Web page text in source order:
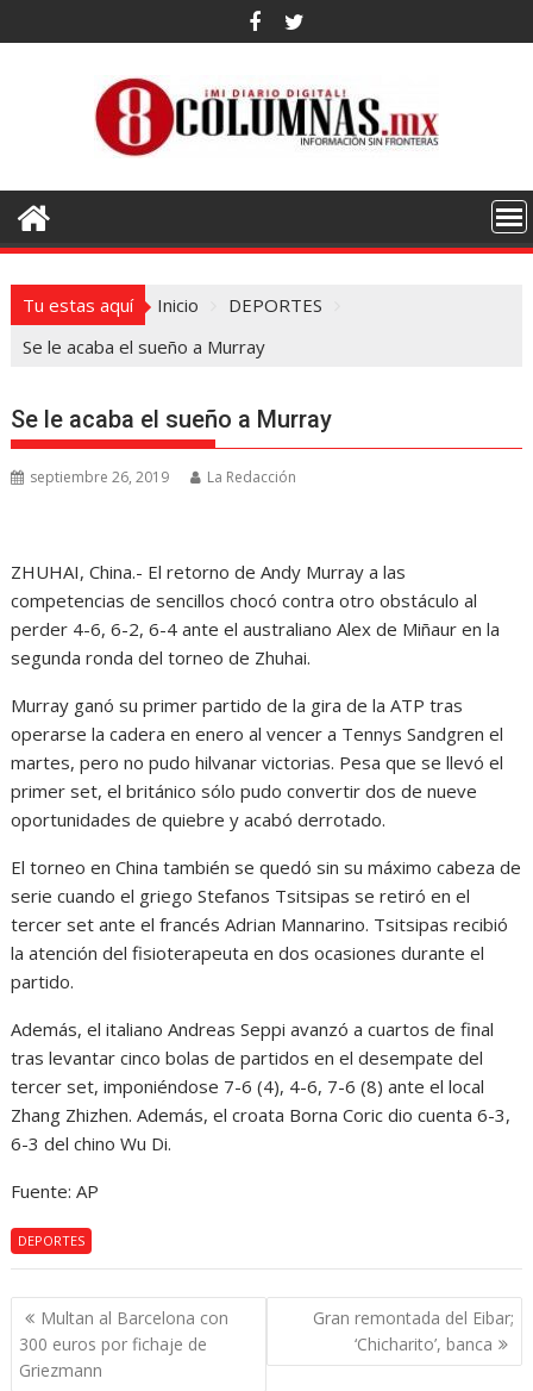
al
Tu estas aquí Inicio
DEPORTES
Se le acaba el sueño a Murray
Se le acaba el sueño a Murray
septiembre 26, 2019 La Redacción
ZHUHAI, China.- El retorno de Andy Murray a las
competencias de sencillos chocó contra otro obstáculo al
perder 4-6, 6-2, 6-4 ante el australiano Alex de Miñaur en la
segunda ronda del torneo de Zhuhai.
Murray ganó su primer partido de la gira de la ATP tras
operarse la cadera en enero al vencer a Tennys Sandgren el
martes, pero no pudo hilvanar victorias. Pesa que se llevó el
primer set, el británico sólo pudo convertir dos de nueve
oportunidades de quiebre y acabó derrotado.
El torneo en China también se quedó sin su máximo cabeza de
serie cuando el griego Stefanos Tsitsipas se retiró en el
tercer set ante el francés Adrian Mannarino. Tsitsipas recibió
la atención del fisioterapeuta en dos ocasiones durante el
partido.
Además, el italiano Andreas Seppi avanzó a cuartos de final
tras levantar cinco bolas de partidos en el desempate del
tercer set, imponiéndose 7-6 (4), 4-6, 7-6 (8) ante el local
Zhang Zhizhen. Además, el croata Borna Coric dio cuenta 6-3,
6-3 del chino Wu Di.
Fuente: AP
DEPORTES
Navegación
de
entradas
Multan al Barcelona con
300 euros por fichaje de
Griezmann
Gran remontada del Eibar;
‘Chicharito’, banca